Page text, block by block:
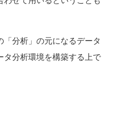
分析」の元になるデータ
タ分析環境を構築する上で